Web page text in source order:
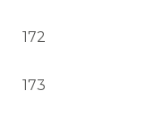
172
173